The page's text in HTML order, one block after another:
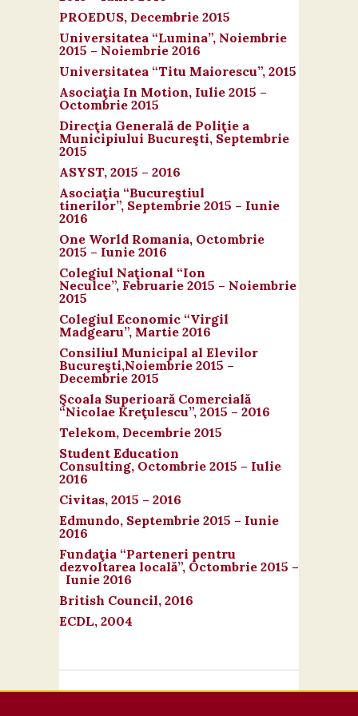
elevilor și profesorilor de a
participa activ la dezvoltarea
comunității și înscrierea în
activități de voluntariat.
Prezentări în cadrul orelor de curs a
noțiunilor de piață financiară, însoțite de
acordarea de materiale educative;
Organizarea unui concurs școlar pe
teme de educație financiară ne-bancară;
Posibilitatea organizării de prezentări și
acțiuni interactive în cadrul săptămânii
Școala Altfel.
Activitățile principale:
Organizarea mini-târgurilor
educaționale unde vor fi prezente
universități și școli cu programe
academice din UK, Franța, Elveția,
Olanda, Germania care vor oferi
informații despre posibilitățile de studiu
în străinătate în cadrul unor tabere
academice sau la universități;
Prezentări de programe internaționale
de educație.
PROEDUS, Decembrie 2015
Universitatea “Lumina”, Noiembrie
2015 – Noiembrie 2016
Universitatea “Titu Maiorescu”, 2015
Asociaţia In Motion, Iulie 2015 –
Octombrie 2015
Direcţia Generală de Poliţie a
Municipiului Bucureşti, Septembrie
2015
ASYST, 2015 – 2016
Asociaţia “Bucureştiul
tinerilor”, Septembrie 2015 – Iunie
2016
One World Romania, Octombrie
2015 – Iunie 2016
Colegiul Naţional “Ion
Neculce”, Februarie 2015 – Noiembrie
2015
Colegiul Economic “Virgil
Madgearu”, Martie 2016
Consiliul Municipal al Elevilor
Bucureşti,Noiembrie 2015 –
Decembrie 2015
Şcoala Superioară Comercială
“Nicolae Kreţulescu”, 2015 – 2016
Telekom, Decembrie 2015
Student Education
Consulting, Octombrie 2015 – Iulie
2016
Civitas, 2015 – 2016
Edmundo, Septembrie 2015 – Iunie
2016
Fundaţia “Parteneri pentru
dezvoltarea locală”, Octombrie 2015 –
Iunie 2016
British Council, 2016
ECDL, 2004